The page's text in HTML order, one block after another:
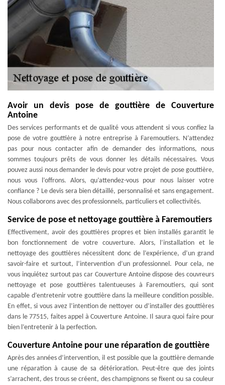
Avoir un devis pose de gouttière de Couverture
Antoine
Des services performants et de qualité vous attendent si vous confiez la
pose de votre gouttière à notre entreprise à Faremoutiers. N’attendez
pas pour nous contacter afin de demander des informations, nous
sommes toujours prêts de vous donner les détails nécessaires. Vous
pouvez aussi nous demander le devis pour votre projet de pose gouttière,
nous vous l’offrons. Alors, qu’attendez-vous pour nous laisser votre
confiance ? Le devis sera bien détaillé, personnalisé et sans engagement.
Nous collaborons avec des professionnels, particuliers et collectivités.
Service de pose et nettoyage gouttière à Faremoutiers
Effectivement, avoir des gouttières propres et bien installés garantit le
bon fonctionnement de votre couverture. Alors, l’installation et le
nettoyage des gouttières nécessitent donc de l’expérience, d’un grand
savoir-faire et surtout, l’intervention d’un professionnel. Pour cela, ne
vous inquiétez surtout pas car Couverture Antoine dispose des couvreurs
nettoyage et pose gouttières talentueuses à Faremoutiers, qui sont
capable d’entretenir votre gouttière dans la meilleure condition possible.
En effet, si vous avez l’intention de nettoyer ou d’installer des gouttières
dans le 77515, faites appel à Couverture Antoine. Il saura quoi faire pour
bien l’entretenir à la perfection.
Couverture Antoine pour une réparation de gouttière
Après des années d’intervention, il est possible que la gouttière demande
une réparation à cause de sa détérioration. Peut-être que des joints
s’arrachent, des trous se créent, des champignons se fixent ou sa couleur